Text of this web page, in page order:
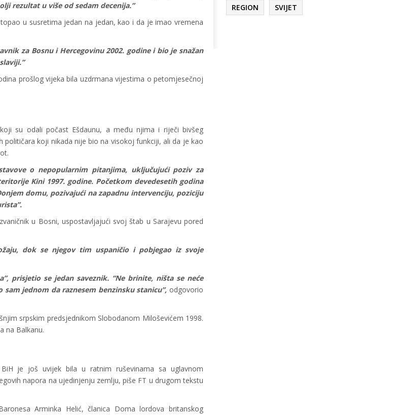
rezultat u više od sedam decenija.”
u susretima jedan na jedan, kao i da je imao vremena
za Bosnu i Hercegovinu 2002. godine i bio je snažan
prošlog vijeka bila uzdrmana vijestima o petomjesečnoj
su odali počast Ešdaunu, a među njima i riječi bivšeg
koji nikada nije bio na visokoj funkciji, ali da je kao
o nepopularnim pitanjima, uključujući poziv za
Kini 1997. godine. Početkom devedesetih godina
domu, pozivajući na zapadnu intervenciju, poziciju
u Bosni, uspostavljajući svoj štab u Sarajevu pored
dok se njegov tim uspaničio i pobjegao iz svoje
prisjetio se jedan saveznik. “Ne brinite, ništa se neće
jednom da raznesem benzinsku stanicu”, odgovorio
srpskim predsjednikom Slobodanom Miloševićem 1998.
na Balkanu.
je još uvijek bila u ratnim ruševinama sa uglavnom
napora na ujedinjenju zemlju, piše FT u drugom tekstu
Arminka Helić, članica Doma lordova britanskog
REGION SVIJET